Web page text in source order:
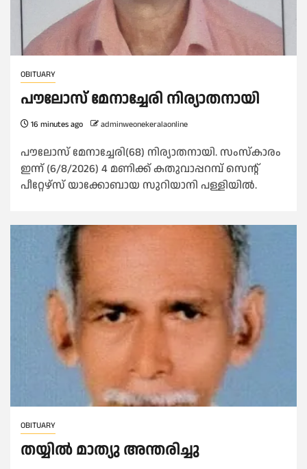
OBITUARY
പൗലോസ് മേനാച്ചേരി നിര്യാതനായി
16 minutes ago adminweonekeralaonline
പൗലോസ് മേനാച്ചേരി(68) നിര്യാതനായി. സംസ്കാരം
ഇന്ന് (6/8/2026) 4 മണിക്ക് കതുവാപ്പറമ്പ് സെന്റ്
പീറ്റേഴ്സ് യാക്കോബായ സുറിയാനി പള്ളിയിൽ.
OBITUARY
തയ്യിൽ മാത്യു അന്തരിച്ചു